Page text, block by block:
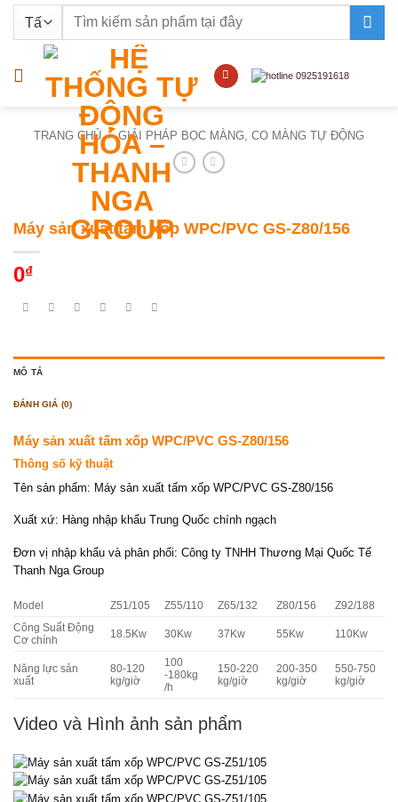
nội
Tìm
TRANG CHỦ / GIẢI PHÁP BỌC MÀNG, CO MÀNG TỰ ĐỘNG
Máy sản xuất tấm xốp WPC/PVC GS-Z80/156
0₫
MÔ TẢ
ĐÁNH GIÁ (0)
Máy sản xuất tấm xốp WPC/PVC GS-Z80/156
Thông số kỹ thuật
Tên sản phẩm: Máy sản xuất tấm xốp WPC/PVC GS-Z80/156
Xuất xứ: Hàng nhập khẩu Trung Quốc chính ngạch
Đơn vị nhập khẩu và phân phối: Công ty TNHH Thương Mại Quốc Tế
Thanh Nga Group
Model Z51/105 Z55/110 Z65/132 Z80/156 Z92/188
Công Suất Động
Cơ chính
18.5Kw 30Kw 37Kw 55Kw 110Kw
Năng lực sản
xuất
80-120
kg/giờ
100
-180kg
/h
150-220
kg/giờ
200-350
kg/giờ
550-750
kg/giờ
Video và Hình ảnh sản phẩm